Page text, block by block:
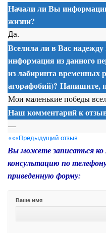
Начали ли Вы
жизни?
Да.
Вселила ли в Вас
информация из данного
из лабиринта временных
агорафобий)? Напишите,
Мои маленькие победы
Наш комментарий к
—
«««Предыдущий отзыв
Вы можете записаться ко
консультацию по
приведенную форму:
Ваше имя